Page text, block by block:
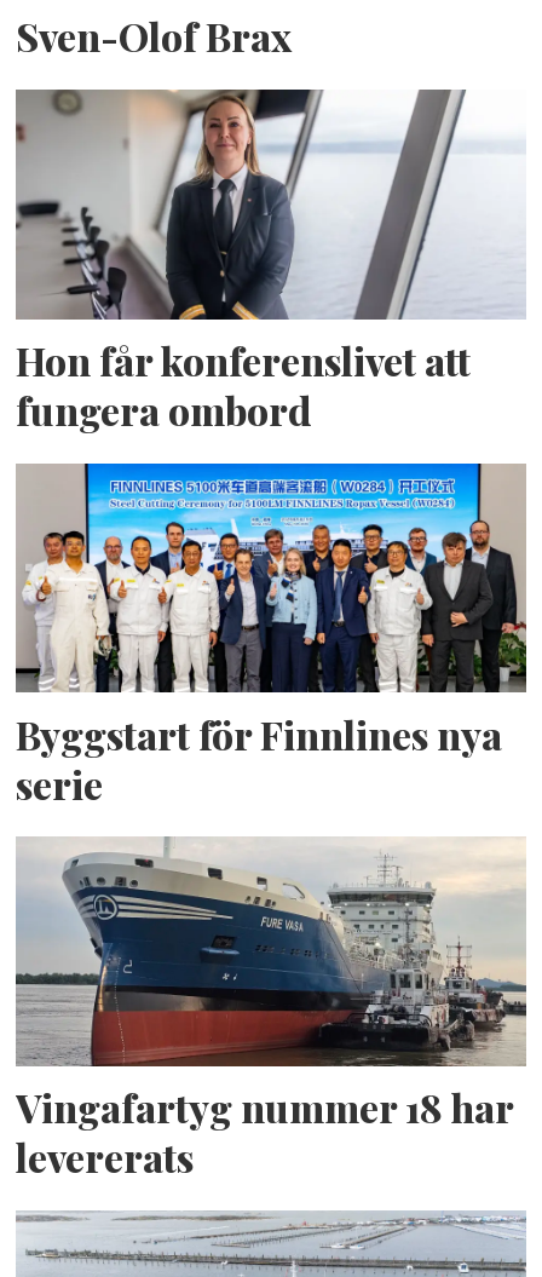
Sven-Olof Brax
Hon får konferenslivet att
fungera ombord
Byggstart för Finnlines nya
serie
Vingafartyg nummer 18 har
levererats